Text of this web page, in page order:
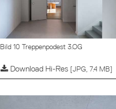
Bild 10 Treppenpodest 3.OG
Download Hi-Res [JPG, 7.4 MB]